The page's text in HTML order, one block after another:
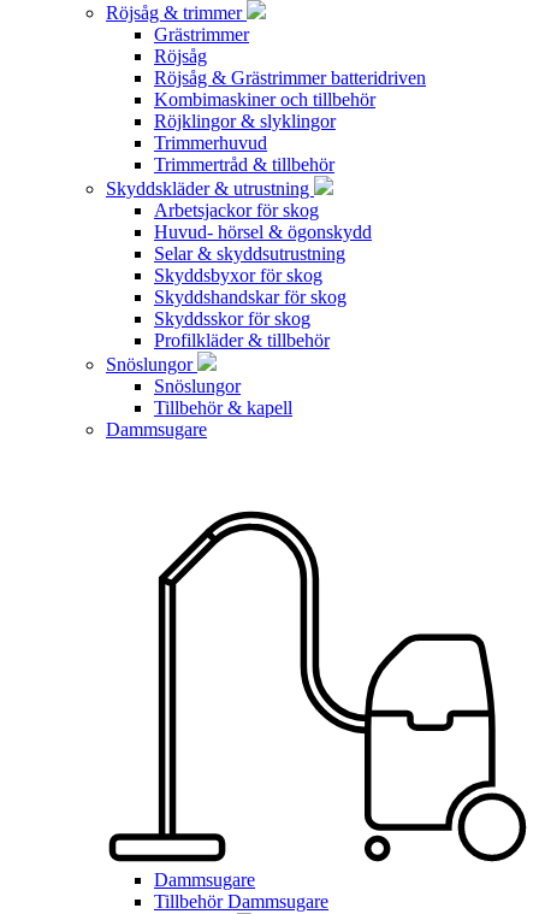
Röjsåg & trimmer
Grästrimmer
Röjsåg
Röjsåg & Grästrimmer batteridriven
Kombimaskiner och tillbehör
Röjklingor & slyklingor
Trimmerhuvud
Trimmertråd & tillbehör
Skyddskläder & utrustning
Arbetsjackor för skog
Huvud- hörsel & ögonskydd
Selar & skyddsutrustning
Skyddsbyxor för skog
Skyddshandskar för skog
Skyddsskor för skog
Profilkläder & tillbehör
Snöslungor
Snöslungor
Tillbehör & kapell
Dammsugare
Dammsugare
Tillbehör Dammsugare